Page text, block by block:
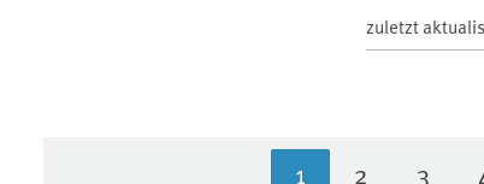
zuletzt
1 2 3